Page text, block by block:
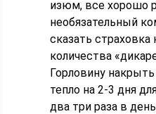
изюм, все хорошо
необязательный
сказать страховка
количества
Горловину
тепло на 2-3 дня
два три раза в